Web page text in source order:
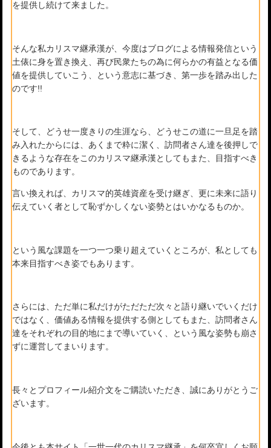
を提供し続けて来ました。
そんな私カリスマ継承漢が、今度はブログによる情報発信という
土俵に身を置き換え、再び民衆たちの為に何らかの有益となる価
値を提供していこう、という意志に基づき、第一歩を踏み出した
のです!!
そして、どうせ一度きりの生涯なら、どうせこの道に一旦足を踏
み入れたからには、あくまで粋に潔く、訪問者さん達を後押しで
きるような存在をこのカリスマ継承漢としてもまた、目指すべき
ものであります。
言い換えれば、カリスマ的英雄資産を受け継ぎ、更に未来に語り
伝えていく者として恥ずかしくない姿勢とはいかなるものか。
という風な課題を一つ一つ乗り超えていくところが、私としても
本来目指すべき姿でもあります。
さらには、ただ単に私だけがただただ次々と語り継いでいくだけ
ではなく、価値ある情報を提供する側としてもまた、訪問者さん
達をそれぞれの目的地にまで導いていく、という風な姿勢も崩さ
ずに運営してまいります。
長々とプロフィール紹介文をご購読いただき、誠にありがとうご
ざいます。